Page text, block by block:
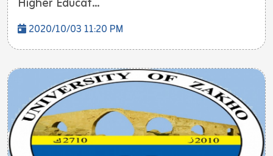
2020/10/03 11:20 PM